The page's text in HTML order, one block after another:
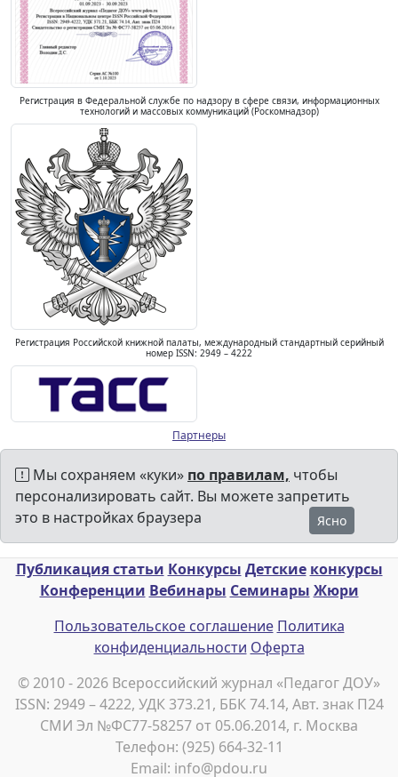
Регистрация в Федеральной службе по надзору в сфере связи, информационных
технологий и массовых коммуникаций (Роскомнадзор)
Регистрация Российской книжной палаты, международный стандартный серийный
номер ISSN: 2949 – 4222
Партнеры
Мы сохраняем «куки» по правилам, чтобы
персонализировать сайт. Вы можете запретить
это в настройках браузера
Ясно
Публикация статьи Конкурсы Детские конкурсы
Конференции Вебинары Семинары Жюри
Пользовательское соглашение Политика
конфиденциальности Оферта
© 2010 - 2026 Всероссийский журнал «Педагог ДОУ»
ISSN: 2949 – 4222, УДК 373.21, ББК 74.14, Авт. знак П24
СМИ Эл №ФС77-58257 от 05.06.2014, г. Москва
Телефон: (925) 664-32-11
Email: info@pdou.ru